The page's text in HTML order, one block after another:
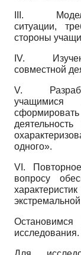
III.
ситуации,
стороны
IV.
совместной
V.
учащимися
одного».
VI.
вопросу
исследования.